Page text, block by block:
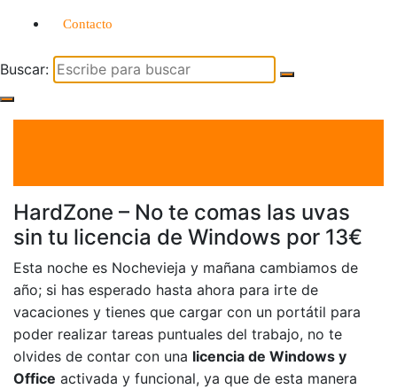
Contacto
Buscar:
HardZone – No te comas las uvas
sin tu licencia de Windows por 13€
Esta noche es Nochevieja y mañana cambiamos de
año; si has esperado hasta ahora para irte de
vacaciones y tienes que cargar con un portátil para
poder realizar tareas puntuales del trabajo, no te
olvides de contar con una licencia de Windows y
Office activada y funcional, ya que de esta manera